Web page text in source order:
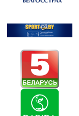
Кубок Владимира Цыплакова
Чт, 13.08.26
Кубок Владимира Цыплакова